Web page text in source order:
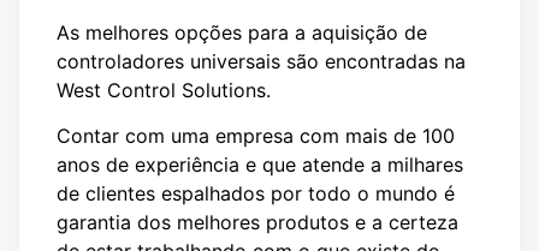
As melhores opções para a aquisição de
controladores universais são encontradas na
West Control Solutions.
Contar com uma empresa com mais de 100
anos de experiência e que atende a milhares
de clientes espalhados por todo o mundo é
garantia dos melhores produtos e a certeza